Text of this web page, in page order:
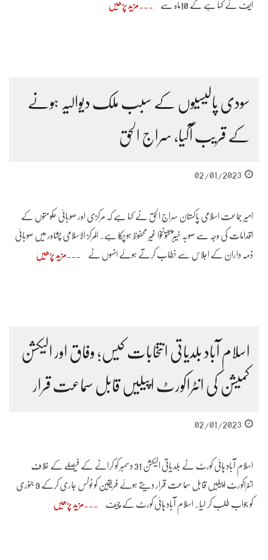
ایف نے کہا ہے کے 10ماہ سے مزید پڑھیں
سودی پالیسیوں کے سبب ملک دیوالیہ ہونے
کے قریب آگیا، سراج الحق
02/01/2023
امیر جماعت اسلامی پاکستان سراج الحق نے کہا ہے کہ مرکزی اور صوبائی حکومتوں کے
اقدامات کی وجہ سے صوبہ خیبرپختونخوا غیر محفوظ ہوچکا ہے۔ المرکز الاسلامی پشاور میں صوبائی
ذمہ داران کے اجلاس سے خطاب کرتے ہوئے انہوں نے مزید پڑھیں
اسلام آباد بلدیاتی انتخابات کیس؛ وفاق اور الیکشن
کمیشن کی انٹراکورٹ اپیلیں قابل سماعت قرار
02/01/2023
اسلام آباد ہائی کورٹ نے بلدیاتی الیکشن 31 دسمبر کو کرانے کے فیصلے کے خلاف
انٹراکورٹ اپیلیں قابل سماعت قرار دیتے ہوئے فریقین کو نوٹس جاری کرکے 9 جنوری
کو جواب طلب کر لیا۔ اسلام آباد ہائی کورٹ کے چیف مزید پڑھیں